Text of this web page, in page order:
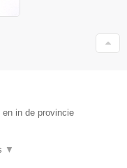
in de provincie
▼